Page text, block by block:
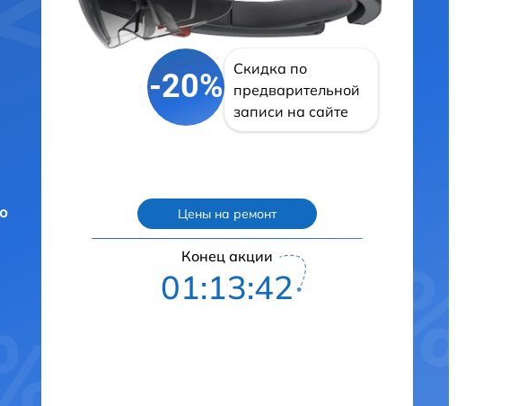
-20%
Скидка по
предварительной
записи на сайте
Цены на ремонт
Конец акции
01:13:42